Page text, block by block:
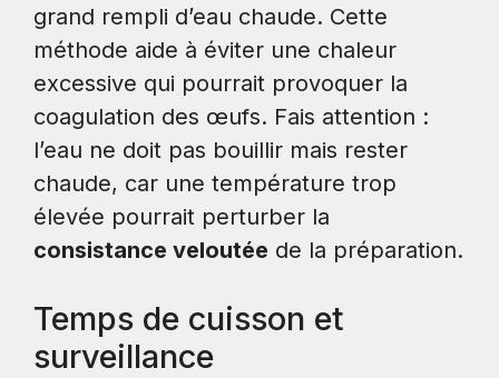
grand rempli d’eau chaude. Cette
méthode aide à éviter une chaleur
excessive qui pourrait provoquer la
coagulation des œufs. Fais attention :
l’eau ne doit pas bouillir mais rester
chaude, car une température trop
élevée pourrait perturber la
consistance veloutée de la préparation.
Temps de cuisson et
surveillance